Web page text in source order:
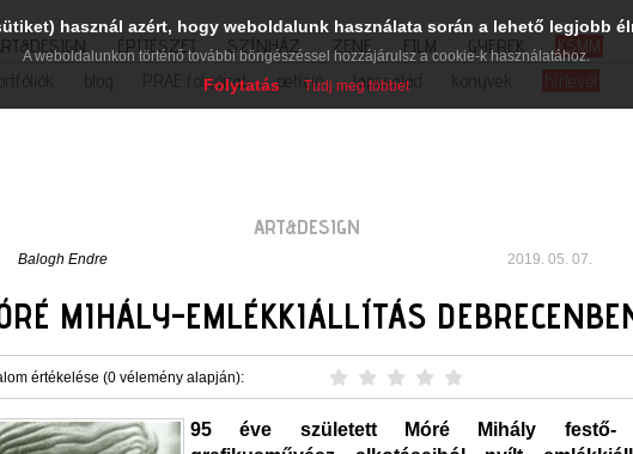
ÉPÍTÉSZET SZÍNHÁZ ZENE FILM GYEREK KSMM
PRAE folyóirat petíció lapcsalád könyvek hírlevél
ART&DESIGN
Balogh Endre 2019. 05. 07.
MIHÁLY-EMLÉKKIÁLLÍTÁS
értékelése (0 vélemény alapján):
95 éve született Móré Mihály festő-
használ azért, hogy weboldalunk használata során a lehető legjobb
A weboldalunkon történő további böngészéssel hozzájárulsz a cookie-k használatához.
Folytatás Tudj meg többet